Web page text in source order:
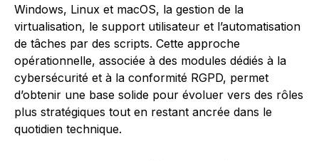
Windows, Linux et macOS, la gestion de la
virtualisation, le support utilisateur et l’automatisation
de tâches par des scripts. Cette approche
opérationnelle, associée à des modules dédiés à la
cybersécurité et à la conformité RGPD, permet
d’obtenir une base solide pour évoluer vers des rôles
plus stratégiques tout en restant ancrée dans le
quotidien technique.